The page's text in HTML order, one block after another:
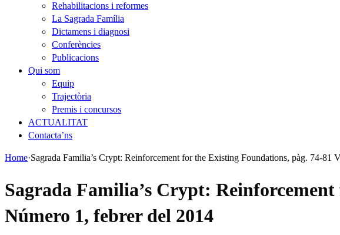
Rehabilitacions i reformes
La Sagrada Família
Dictamens i diagnosi
Conferències
Publicacions
Qui som
Equip
Trajectòria
Premis i concursos
ACTUALITAT
Contacta’ns
Home·Sagrada Familia’s Crypt: Reinforcement for the Existing Foundations, pàg. 74-81
Sagrada Familia’s Crypt:
Número 1, febrer del 2014